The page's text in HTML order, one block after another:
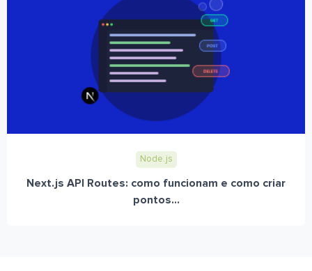
Node.js
Next.js API Routes: como funcionam e como criar
pontos...